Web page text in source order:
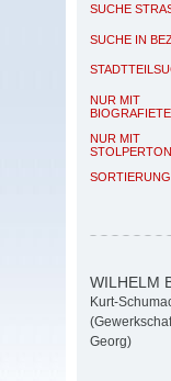
SUCHE
SUCHE IN
NUR MIT
NUR MIT
SORTIERUNG
WILHELM
Kurt-
Georg)